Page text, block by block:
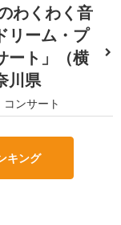
わくわく音
リーム・プ
ート」（横
川県
コンサート
キング